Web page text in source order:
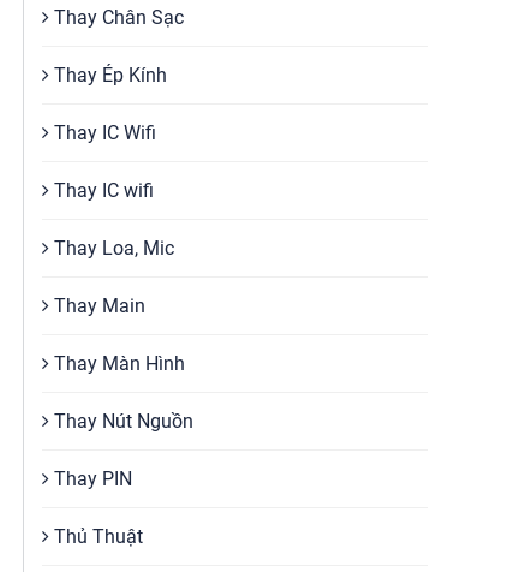
Thay Chân Sạc
Thay Ép Kính
Thay IC Wifi
Thay IC wifi
Thay Loa, Mic
Thay Main
Thay Màn Hình
Thay Nút Nguồn
Thay PIN
Thủ Thuật